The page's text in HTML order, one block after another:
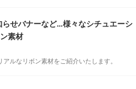
せバナーなど…様々なシチュエーシ
素材
ルなリボン素材をご紹介いたします。